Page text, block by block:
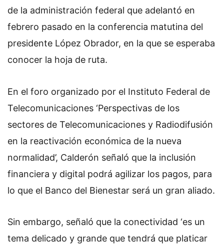
de la administración federal que adelantó en
febrero pasado en la conferencia matutina del
presidente López Obrador, en la que se esperaba
conocer la hoja de ruta.
En el foro organizado por el Instituto Federal de
Telecomunicaciones ‘Perspectivas de los
sectores de Telecomunicaciones y Radiodifusión
en la reactivación económica de la nueva
normalidad’, Calderón señaló que la inclusión
financiera y digital podrá agilizar los pagos, para
lo que el Banco del Bienestar será un gran aliado.
Sin embargo, señaló que la conectividad ‘es un
tema delicado y grande que tendrá que platicar